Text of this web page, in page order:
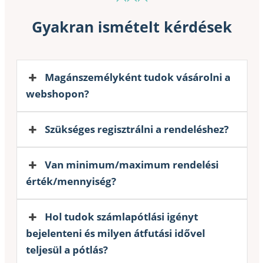
Gyakran ismételt kérdések
Magánszemélyként tudok vásárolni a
webshopon?
Szükséges regisztrálni a rendeléshez?
Van minimum/maximum rendelési
érték/mennyiség?
Hol tudok számlapótlási igényt
bejelenteni és milyen átfutási idővel
teljesül a pótlás?